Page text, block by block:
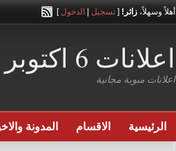
أهلاً وسهلاً، زائر! [ تسجيل الدخول ]
اعلانات 6 اكتوبر
اعلانات مبوبة مجانية
الرئيسية الاقسام المدونة